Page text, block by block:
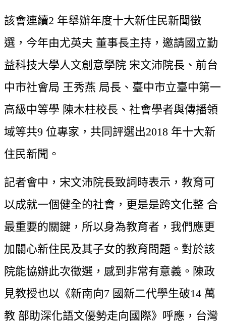
該會連續2 年舉辦年度十大新住民新聞徵
選，今年由尤英夫 董事長主持，邀請國立勤
益科技大學人文創意學院 宋文沛院長、前台
中市社會局 王秀燕 局長、臺中市立臺中第一
高級中等學 陳木柱校長、社會學者與傳播領
域等共9 位專家，共同評選出2018 年十大新
住民新聞。
記者會中，宋文沛院長致詞時表示，教育可
以成就一個健全的社會，更是是跨文化整 合
最重要的關鍵，所以身為教育者，我們應更
加關心新住民及其子女的教育問題。對於該
院能協辦此次徵選，感到非常有意義。陳政
見教授也以《新南向7 國新二代學生破14 萬
教 部助深化語文優勢走向國際》呼應，台灣